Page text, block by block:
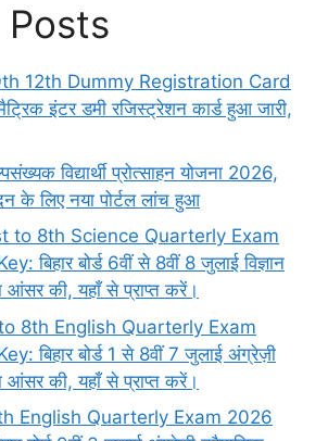
Posts
12th Dummy Registration Card
इंटर डमी रजिस्ट्रेशन कार्ड हुआ जारी,
विद्यार्थी प्रोत्साहन योजना 2026,
के लिए नया पोर्टल लांच हुआ
to 8th Science Quarterly Exam
बिहार बोर्ड 6वीं से 8वीं 8 जुलाई विज्ञान
आंसर की, यहाँ से प्राप्त करें।
8th English Quarterly Exam
बिहार बोर्ड 1 से 8वीं 7 जुलाई अंग्रेज़ी
आंसर की, यहाँ से प्राप्त करें।
English Quarterly Exam 2026